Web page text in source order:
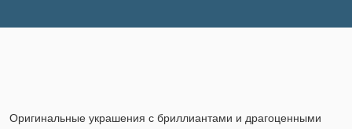
Оригинальные украшения с бриллиантами и драгоценными